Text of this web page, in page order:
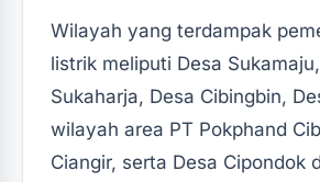
Wilayah yang terdampak
listrik meliputi Desa
Sukaharja, Desa Cibingbin,
wilayah area PT Pokphand
Ciangir, serta Desa Cipondok